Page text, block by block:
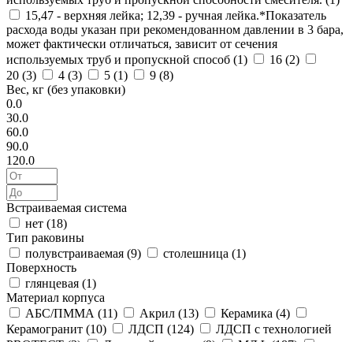
15,47 - верхняя лейка; 12,39 - ручная лейка.*Показатель
расхода воды указан при рекомендованном давлении в 3 бара,
может фактически отличаться, зависит от сечения
используемых труб и пропускной способ (1) 16 (2)
20 (3) 4 (3) 5 (1) 9 (8)
Вес, кг (без упаковки)
0.0
30.0
60.0
90.0
120.0
Встраиваемая система
нет (18)
Тип раковины
полувстраиваемая (9) столешница (1)
Поверхность
глянцевая (1)
Материал корпуса
АБС/ПММА (11) Акрил (13) Керамика (4)
Керамогранит (10) ЛДСП (124)
ЛДСП с технологией